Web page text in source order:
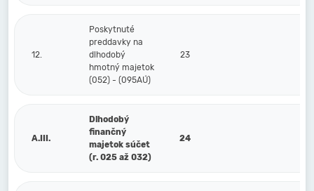
12.
Poskytnuté
preddavky na
dlhodobý
hmotný majetok
(052) - (095AÚ)
23
A.III.
Dlhodobý
finančný
majetok súčet
(r. 025 až 032)
24